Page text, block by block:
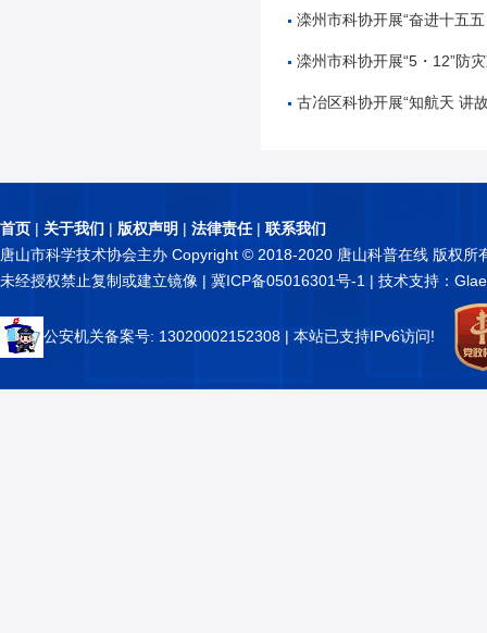
滦州市科协开展“奋进十五五 科技谱新篇”全国
滦州市科协开展“5・12”防灾减
古冶区科协开展“知航天 讲故事 逐星辰——中国
首页 | 关于我们 | 版权声明 | 法律责任| 联系我们
唐山市科学技术协会主办 Copyright © 2018-2020 唐山科普在线 版权所
未经授权禁止复制或建立镜像 | 冀ICP备05016301号-1 | 技术支持：
公安机关备案号: 13020002152308 | 本站已支持IPv6访问!